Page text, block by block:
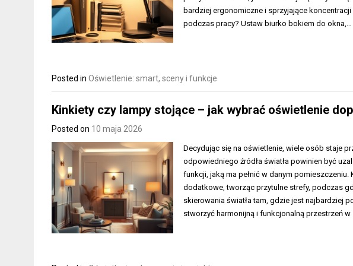
bardziej ergonomiczne i sprzyjające
podczas pracy? Ustaw biurko bokiem do okna,…
Posted in Oświetlenie: smart, sceny i funkcje
Kinkiety czy lampy stojące – jak wybrać oświetlenie
Posted on 10 maja 2026
Decydując się na oświetlenie, wiele osób staje
odpowiedniego źródła światła powinien być
funkcji, jaką ma pełnić w danym
dodatkowe, tworząc przytulne strefy, podczas
skierowania światła tam, gdzie jest najbardziej
stworzyć harmonijną i funkcjonalną przestrzeń